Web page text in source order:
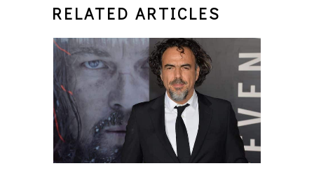
RELATED ARTICLES